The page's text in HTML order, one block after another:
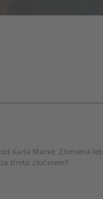
Karla Marxe. Zlomená
tímto zločinem?.